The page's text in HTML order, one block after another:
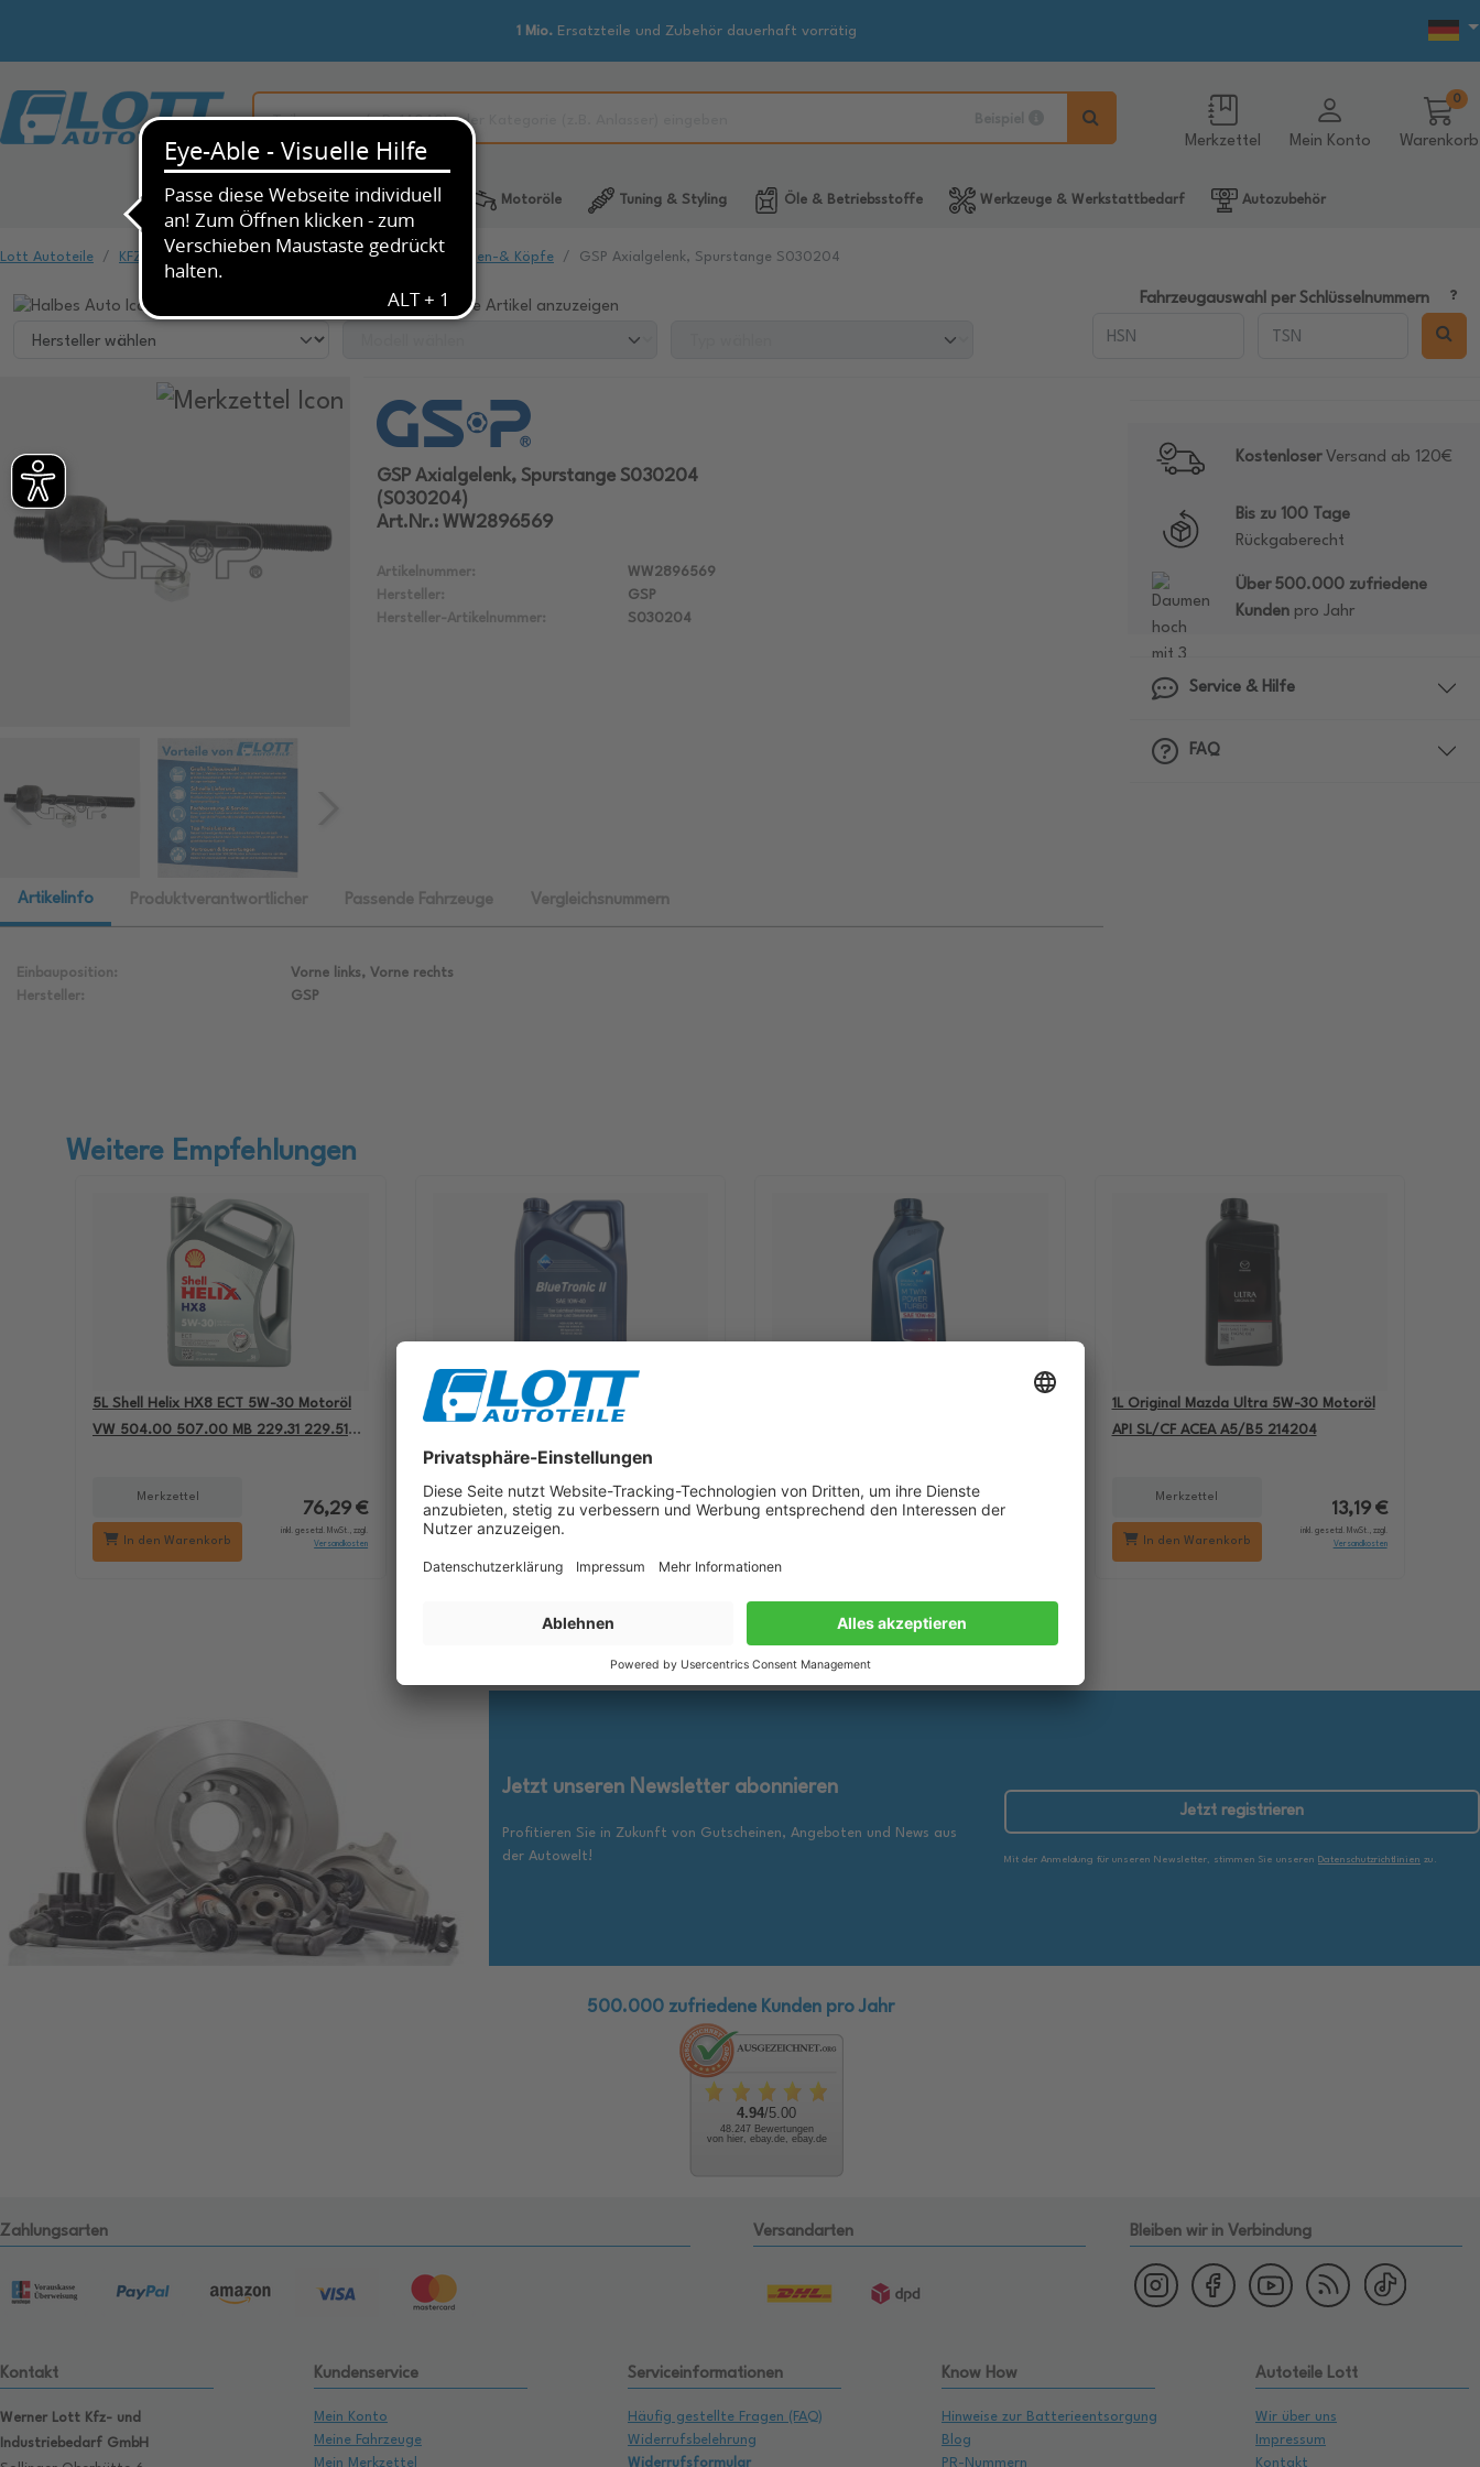
1 Mio.Ersatzteile und Zubehör dauerhaft vorrätig
Merkzettel Mein Konto Warenkorb
0
Alle Kategorien KFZ-Ersatzteile Motoröle Tuning & Styling Öle & Betriebsstoffe Werkzeuge & Werkstattbedarf Autozubehör
Lott Autoteile KFZ-Ersatzteile Fahrwerk & Federung Spurstangen-& Köpfe GSP Axialgelenk, Spurstange S030204
Wählen Sie ihr Fahrzeug, um dazu passende Artikel anzuzeigen Fahrzeugauswahl per Schlüsselnummern
GSP Axialgelenk, Spurstange S030204
(S030204)
Art.Nr.: WW2896569
Artikelnummer:
WW2896569
Hersteller:
GSP
Hersteller-Artikelnummer:
S030204
Artikelinfo Produktverantwortlicher Passende Fahrzeuge Vergleichsnummern
Einbauposition:
Vorne links, Vorne rechts
Hersteller:
GSP
KostenloserVersand ab 120€
Bis zu 100 Tage
Rückgaberecht
Über 500.000 zufriedene
Kundenpro Jahr
Service & Hilfe
FAQ
Weitere Empfehlungen
5L Shell Helix HX8 ECT 5W-30 Motoröl
VW 504.00 507.00 MB 229.31 229.51
Merkzettel
In den Warenkorb
76,29 €
inkl. gesetzl. MwSt., zzgl.
Versandkosten
4L Aral BlueTronic II 10W-40 Motoröl
501.01 MB 229.3
Merkzettel
In den Warenkorb
25,89 €
Merkzettel
18,29 €
1L Original Mazda Ultra 5W-30 Motoröl
API SL/CF ACEA A5/B5 214204
Merkzettel
In den Warenkorb
13,19 €
inkl. gesetzl. MwSt., zzgl.
Versandkosten
Jetzt unseren Newsletter abonnieren
Profitieren Sie in Zukunft von Gutscheinen, Angeboten und News aus
der Autowelt!
Jetzt registrieren
Mit der Anmeldung für unseren Newsletter, stimmen Sie unseren Datenschutzrichtlinien zu.
500.000 zufriedene Kunden pro Jahr
4.94/5.00
48.247 Bewertungen
von hier, ebay.de, ebay.de
Zahlungsarten Versandarten Bleiben wir in Verbindung
Kontakt
Werner Lott Kfz- und
Industriebedarf GmbH
Kundenservice
Mein Konto
Meine Fahrzeuge
Mein Merkzettel
Serviceinformationen
Häufig gestellte Fragen (FAQ)
Widerrufsbelehrung
Widerrufsformular
Know How
Hinweise zur Batterieentsorgung
Blog
PR-Nummern
Autoteile Lott
Wir über uns
Impressum
Kontakt